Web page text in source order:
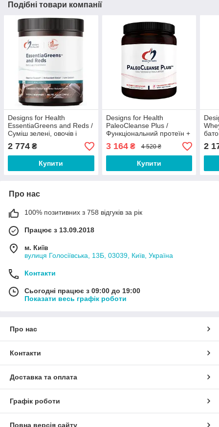
Подібні товари компанії
Designs for Health
EssentiaGreens and Reds /
Суміш зелені, овочів і
фруктів смак шоколаду
240 г
2 774 ₴
Купити
Designs for Health
PaleoCleanse Plus /
Функціональний протеїн +
детокс ваніль полуниця
540 г Термін 10/2026
3 164₴ 4 520 ₴
Купити
2
Про нас
100% позитивних з 758 відгуків за рік
Працює з 13.09.2018
м. Київ
вулиця Голосіївська, 13Б, 03039, Київ, Україна
Контакти
Сьогодні працює з 09:00 до 19:00
Показати весь графік роботи
Про нас
Контакти
Доставка та оплата
Графік роботи
Повна версія сайту